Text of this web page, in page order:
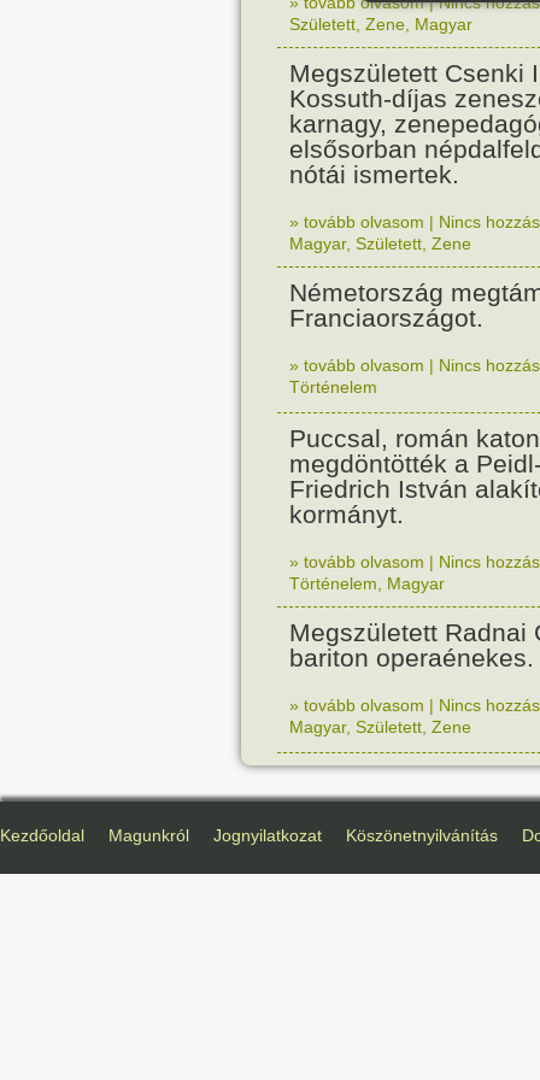
Született Zene Magyar
Megszületett Csenki
Kossuth-díjas
karnagy,
elsősorban
nótái ismertek.
» tovább olvasom | Nincs
Magyar, Született Zene
Németország
Franciaországot.
» tovább olvasom | Nincs
Történelem
Puccsal, román
megdöntötték a
Friedrich István
kormányt.
» tovább olvasom | Nincs
Történelem
Magyar
Megszületett Radnai
bariton operaénekes.
» tovább olvasom | Nincs
Magyar, Született Zene
Kezdőoldal Magunkról Jognyilatkozat Köszönetnyilvánítás